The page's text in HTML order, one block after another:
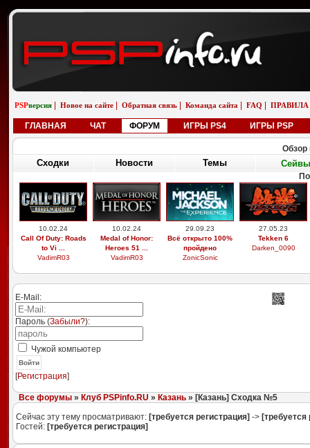
PSPверсия Новое на сайте Обратная связь Команда сайта FAQ ПРАВИЛА
ГЛАВНАЯ ЧАТ ФОРУМ ИГРЫ PS4 ИГРЫ PSP
Обзор
Сходки Новости Темы Сейвы
10.02.24
Call Of Duty: Roads
to Vi ...
VadimR03
10.02.24
Medal of Honor:
Heroes 51 ...
VadimR03
29.09.23
Всё открыто 100%
пройдено
ZonicSonic
27.05.23
Tekken 6
Darken_0090
E-Mail:
Пароль (Забыли?):
Чужой компьютер
Войти
[Регистрация]
Все форумы» Клуб PSPinfo.RU » Казань» [Казань] Сходка №5
Сейчас эту тему просматривают: [требуется регистрация] -> [требуется
Гостей: [требуется регистрация]